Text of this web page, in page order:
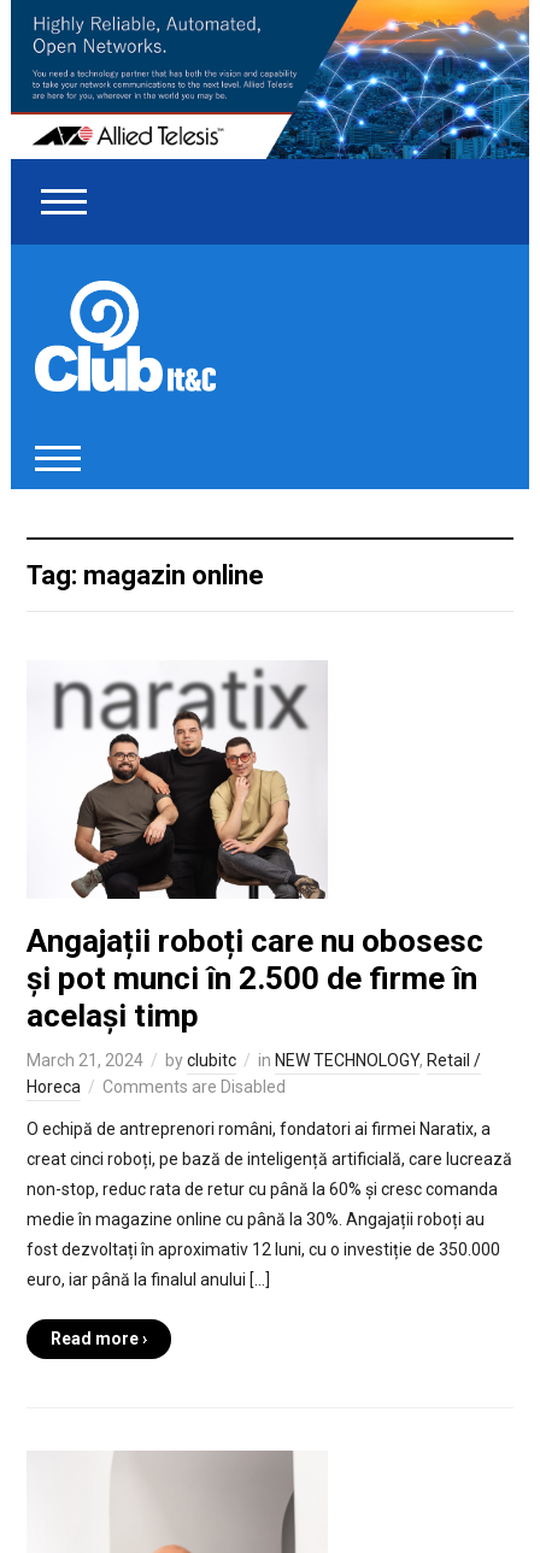
Tag: magazin online
Angajații roboți care nu obosesc
și pot munci în 2.500 de firme în
același timp
March 21, 2024 byclubitc in NEW TECHNOLOGY, Retail /
Horeca
Comments are Disabled
O echipă de antreprenori români, fondatori ai firmei Naratix, a
creat cinci roboți, pe bază de inteligență artificială, care lucrează
non-stop, reduc rata de retur cu până la 60% și cresc comanda
medie în magazine online cu până la 30%. Angajații roboți au
fost dezvoltați în aproximativ 12 luni, cu o investiție de 350.000
euro, iar până la finalul anului […]
Read more ›